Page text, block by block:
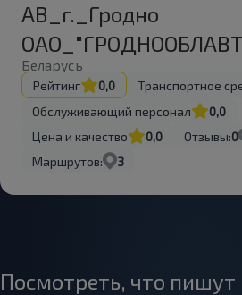
АВ_г._Гродно
Беларусь
Рейтинг 0,0 Транспортное
Обслуживающий персонал
0,0
Цена и качество
0,0 Отзывы:0
Маршрутов:
3
Посмотреть, что